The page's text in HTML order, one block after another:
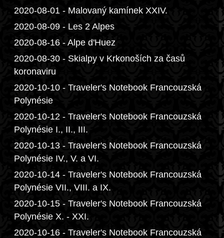
2020-08-01 - Malovaný kamínek XXIV.
2020-08-09 - Les 2 Alpes
2020-08-16 - Alpe d'Huez
2020-08-30 - Skialpy v Krkonoších za časů
koronaviru
2020-10-10 - Traveler's Notebook Francouzská
Polynésie
2020-10-12 - Traveler's Notebook Francouzská
Polynésie I., II., III.
2020-10-13 - Traveler's Notebook Francouzská
Polynésie IV., V. a VI.
2020-10-14 - Traveler's Notebook Francouzská
Polynésie VII., VIII. a IX.
2020-10-15 - Traveler's Notebook Francouzská
Polynésie X. - XXI.
2020-10-16 - Traveler's Notebook Francouzská